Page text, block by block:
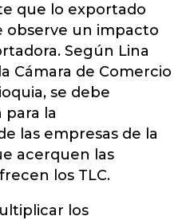
que lo exportado
observe un impacto
Según Lina
Cámara de Comercio
se debe
la
las empresas de la
acerquen las
los TLC.
los